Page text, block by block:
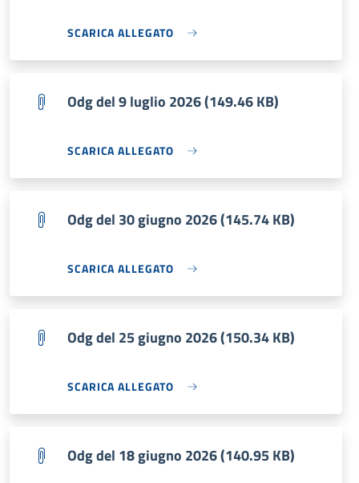
SCARICA ALLEGATO
Odg del 9 luglio 2026 (149.46 KB)
SCARICA ALLEGATO
Odg del 30 giugno 2026 (145.74 KB)
SCARICA ALLEGATO
Odg del 25 giugno 2026 (150.34 KB)
SCARICA ALLEGATO
Odg del 18 giugno 2026 (140.95 KB)